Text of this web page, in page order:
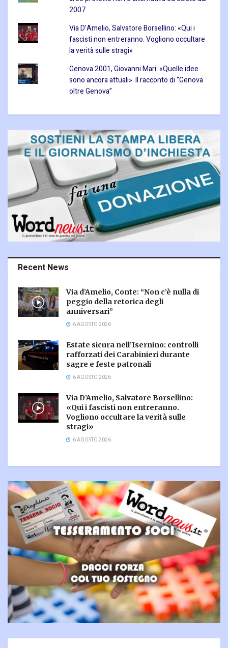
2007
Via D’Amelio, Salvatore Borsellino: «Qui i
fascisti non entreranno. Vogliono occultare
la verità sulle stragi»
Genova 2001, Giovanni Mari: «Quelle idee
sono ancora attuali». Il racconto di “Genova
oltre Genova”
Recent News
Via d’Amelio, Conte: “Non c’è nulla di
peggio della retorica degli
anniversari”
6 AGOSTO 2026
Estate sicura nell’Isernino: controlli
rafforzati dei Carabinieri durante
sagre e feste patronali
6 AGOSTO 2026
Via D’Amelio, Salvatore Borsellino:
«Qui i fascisti non entreranno.
Vogliono occultare la verità sulle
stragi»
6 AGOSTO 2026